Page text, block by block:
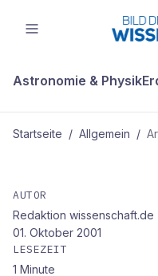
Astronomie & Physik
Startseite / Allgemein /
Das Rendezvous
AUTOR
Redaktion wissenschaft.de
01. Oktober 2001
LESEZEIT
1 Minute